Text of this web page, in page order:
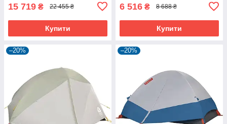
15 719 ₴ 22 455 ₴
Купити
6 516 ₴ 8 688 ₴
Купити
–20% –20%